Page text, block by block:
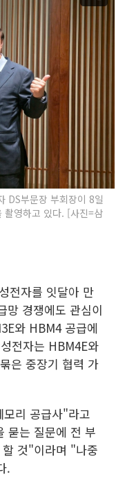
DS부문장 부회장이 8일
촬영하고 있다. [사진=삼
전자를 잇달아 만
망 경쟁에도 관심이
와 HBM4 공급에
전자는 HBM4E와
은 중장기 협력 가
리 공급사"라고
묻는 질문에 전 부
것"이라며 "나중
.